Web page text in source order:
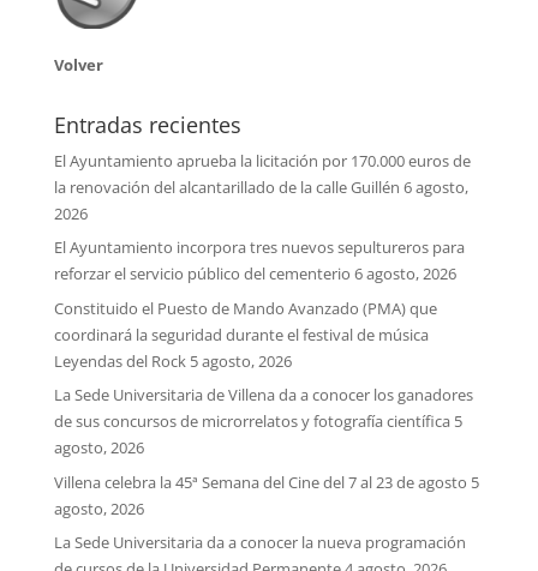
Volver
Entradas recientes
El Ayuntamiento aprueba la licitación por 170.000 euros de
la renovación del alcantarillado de la calle Guillén 6 agosto,
2026
El Ayuntamiento incorpora tres nuevos sepultureros para
reforzar el servicio público del cementerio 6 agosto, 2026
Constituido el Puesto de Mando Avanzado (PMA) que
coordinará la seguridad durante el festival de música
Leyendas del Rock 5 agosto, 2026
La Sede Universitaria de Villena da a conocer los ganadores
de sus concursos de microrrelatos y fotografía científica 5
agosto, 2026
Villena celebra la 45ª Semana del Cine del 7 al 23 de agosto 5
agosto, 2026
La Sede Universitaria da a conocer la nueva programación